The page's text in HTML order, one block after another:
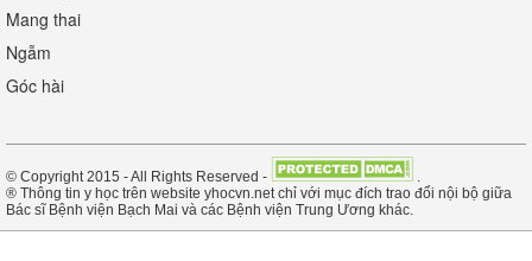
Mang thai
Ngẫm
Góc hài
© Copyright 2015 - All Rights Reserved -
.
® Thông tin y học trên website yhocvn.net chỉ với mục đích trao đổi nội bộ giữa
Bác sĩ Bệnh viện Bạch Mai và các Bệnh viện Trung Ương khác.